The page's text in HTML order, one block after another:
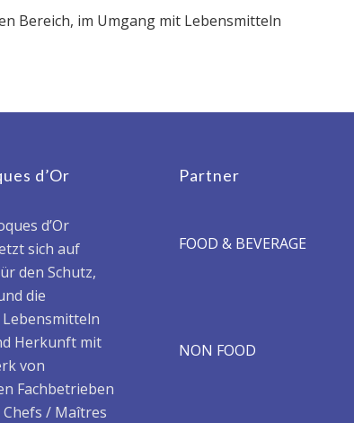
Bereich, im Umgang mit Lebensmitteln
d’Or
d’Or
sich auf
den Schutz,
die
Herkunft mit
von
Fachbetrieben
/ Maîtres
Partner
FOOD & BEVERAGE
NON FOOD